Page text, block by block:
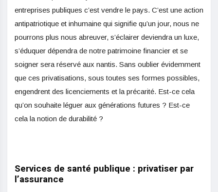
entreprises publiques c’est vendre le pays. C’est une action
antipatriotique et inhumaine qui signifie qu’un jour, nous ne
pourrons plus nous abreuver, s’éclairer deviendra un luxe,
s’éduquer dépendra de notre patrimoine financier et se
soigner sera réservé aux nantis. Sans oublier évidemment
que ces privatisations, sous toutes ses formes possibles,
engendrent des licenciements et la précarité. Est-ce cela
qu’on souhaite léguer aux générations futures ? Est-ce
cela la notion de durabilité ?
Services de santé publique : privatiser par
l’assurance